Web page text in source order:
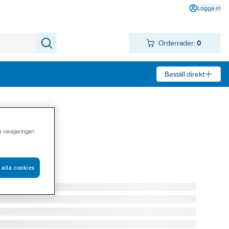
Logga in
Orderrader: 0
Beställ direkt
Alvenius
BRONS
navigeringen
alla cookies